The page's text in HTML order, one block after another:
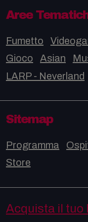
Aree
Fumetto
Gioco
Asian
LARP - Neverland
Sitemap
Programma
Store
Acquista il tuo